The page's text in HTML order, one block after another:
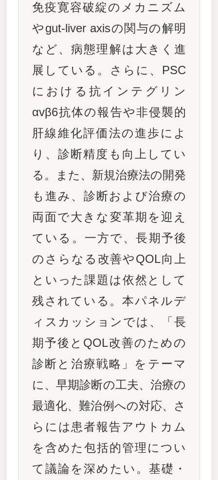
免疫寛容破綻のメカニズム
やgut-liver axisの関与の解明
など、病態理解は大きく進
展している。さらに、PSC
における抗インテグリン
αvβ6抗体の報告や非侵襲的
肝線維化評価法の進歩によ
り、診断精度も向上してい
る。また、新規治療法の開発
も進み、診断および治療の
両面で大きな変革期を迎え
ている。一方で、長期予後
のさらなる改善やQOL向上
といった課題は依然として
残されている。本パネルデ
ィスカッションでは、「長
期予後とQOL改善のための
診断と治療戦略」をテーマ
に、早期診断の工夫、治療の
最適化、難治例への対応、さ
らには患者報告アウトカム
を含めた包括的管理につい
て議論を深めたい。基礎・